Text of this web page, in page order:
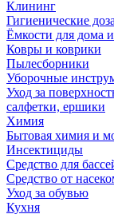
Клининг
Гигиенические
Ёмкости для дома
Ковры и коврики
Пылесборники
Уборочные
Уход за
салфетки, ершики
Химия
Бытовая химия и
Инсектициды
Средство для
Средство от
Уход за обувью
Кухня